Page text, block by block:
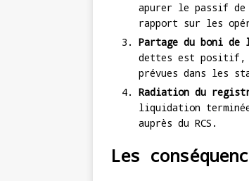
apurer le passif
rapport sur les
Partage du boni
dettes est positif,
prévues dans les
Radiation du
liquidation
auprès du RCS.
Les